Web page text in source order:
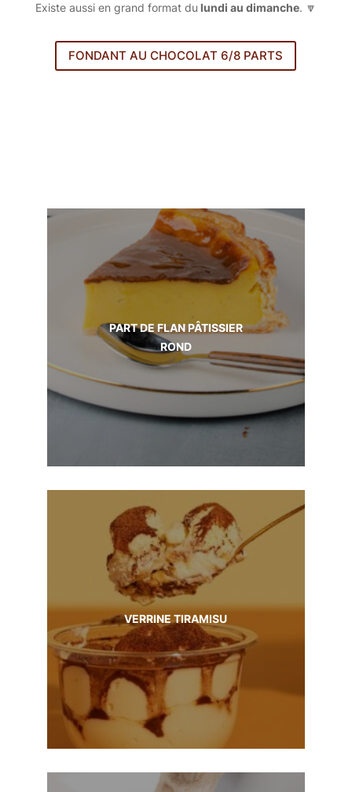
Existe aussi en grand format du lundi au dimanche. 🔽
FONDANT AU CHOCOLAT 6/8 PARTS
PART DE FLAN PÂTISSIER
ROND
VERRINE TIRAMISU